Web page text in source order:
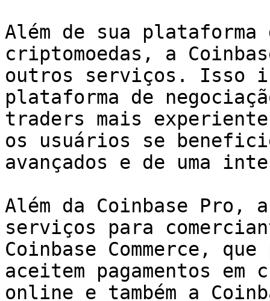
Além de sua plataforma
criptomoedas, a
outros serviços. Isso
plataforma de
traders mais
os usuários se
avançados e de uma
Além da Coinbase Pro,
serviços para
Coinbase Commerce,
aceitem pagamentos
online e também a